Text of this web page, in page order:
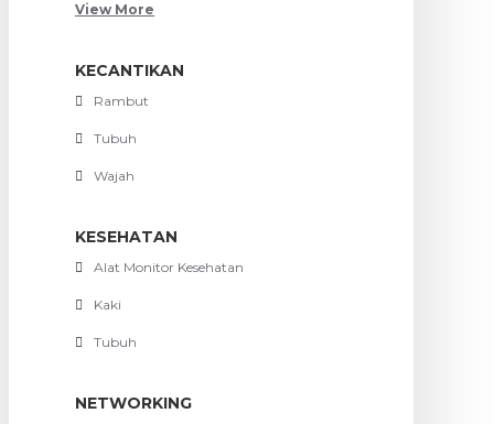
View More
KECANTIKAN
Rambut
Tubuh
Wajah
KESEHATAN
Alat Monitor Kesehatan
Kaki
Tubuh
NETWORKING